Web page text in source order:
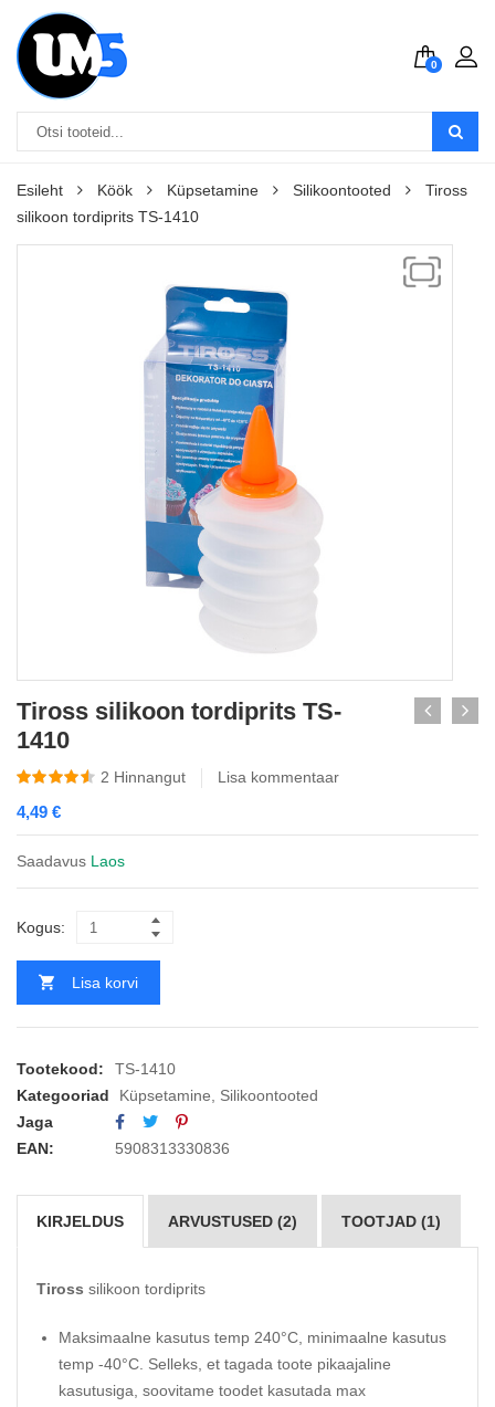
0
Esileht Köök Küpsetamine Silikoontooted
Tiross
silikoon tordiprits TS-1410
Tiross silikoon tordiprits TS-
1410
2 Hinnangut Lisa kommentaar
4,49 €
Saadavus Laos
Kogus:
Lisa korvi
Tootekood:
TS-1410
Kategooriad
Küpsetamine
Silikoontooted
Jaga
EAN:
5908313330836
KIRJELDUS ARVUSTUSED (2) TOOTJAD (1)
Tiross silikoon tordiprits
Maksimaalne kasutus temp 240°C, minimaalne kasutus
temp -40°C. Selleks, et tagada toote pikaajaline
kasutusiga, soovitame toodet kasutada max